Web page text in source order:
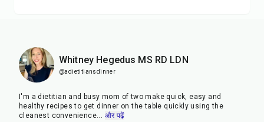
Whitney Hegedus MS RD LDN
@adietitiansdinner
I'm a dietitian and busy mom of two make quick, easy and
healthy recipes to get dinner on the table quickly using the
cleanest convenience... और पढ़ें